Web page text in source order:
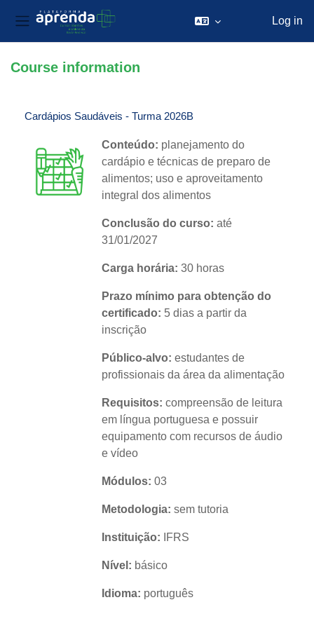
Side panel
Log in
Course information
Cardápios Saudáveis - Turma 2026B
Conteúdo: planejamento do
cardápio e técnicas de preparo de
alimentos; uso e aproveitamento
integral dos alimentos
Conclusão do curso: até
31/01/2027
Carga horária: 30 horas
Prazo mínimo para obtenção do
certificado: 5 dias a partir da
inscrição
Público-alvo: estudantes de
profissionais da área da alimentação
Requisitos: compreensão de leitura
em língua portuguesa e possuir
equipamento com recursos de áudio
e vídeo
Módulos: 03
Metodologia: sem tutoria
Instituição: IFRS
Nível: básico
Idioma: português